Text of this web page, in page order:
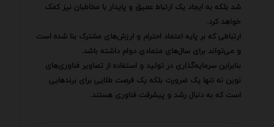
شد بلکه به ایجاد یک ارتباط عمیق و پایدار با مخاطبان نیز کمک
خواهد کرد.
ارتباطی که بر پایه اعتماد احترام و ارزش‌های مشترک بنا شده است
و می‌تواند برای سال‌های متمادی دوام داشته باشد.
بنابراین سرمایه‌گذاری در تولید و استفاده از تصاویر فناوری‌های
نوین نه تنها یک ضرورت بلکه یک فرصت طلایی برای برندهایی
است که به دنبال رشد و پیشرفت فناوری هستند.